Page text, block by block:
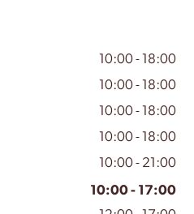
10:00 - 18:00
10:00 - 18:00
10:00 - 18:00
10:00 - 18:00
10:00 - 21:00
10:00 - 17:00